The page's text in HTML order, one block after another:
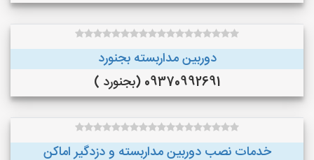
دوربین مداربسته بجنورد
09370992691 (بجنورد )
خدمات نصب دوربین مداربسته و دزدگیر اماکن